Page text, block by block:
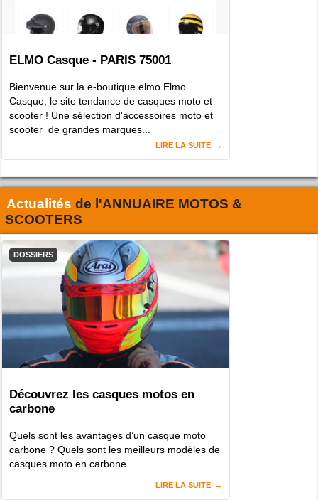
ELMO Casque - PARIS 75001
Bienvenue sur la e-boutique elmo Elmo
Casque, le site tendance de casques moto et
scooter ! Une sélection d'accessoires moto et
scooter de grandes marques...
LIRE LA SUITE
Actualités de l'ANNUAIRE MOTOS &
SCOOTERS
DOSSIERS
Découvrez les casques motos en
carbone
Quels sont les avantages d’un casque moto
carbone ? Quels sont les meilleurs modèles de
casques moto en carbone ...
LIRE LA SUITE